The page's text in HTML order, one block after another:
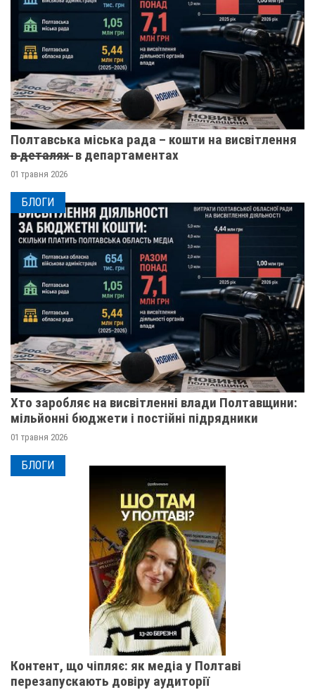
Полтавська міська рада – кошти на висвітлення
в̶ ̶д̶е̶т̶а̶л̶я̶х̶ ̶ в департаментах
01 травня 2026
БЛОГИ
Хто заробляє на висвітленні влади Полтавщини:
мільйонні бюджети і постійні підрядники
01 травня 2026
БЛОГИ
Контент, що чіпляє: як медіа у Полтаві
перезапускають довіру аудиторії